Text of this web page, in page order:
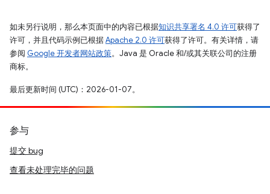
如未另行说明，那么本页面中的内容已根据知识共享署名 4.0 许可获得了
许可，并且代码示例已根据Apache 2.0 许可获得了许可。有关详情，请
参阅 Google 开发者网站政策。Java 是 Oracle 和/或其关联公司的注册
商标。
最后更新时间 (UTC)：2026-01-07。
参与
提交 bug
查看未处理完毕的问题